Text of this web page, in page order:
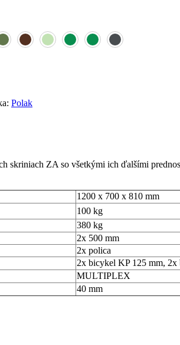
Polak
skriniach ZA so všetkými ich ďalšími
1200 x 700 x 810 mm
100 kg
380 kg
2x 500 mm
2x polica
2x bicykel KP 125 mm,
MULTIPLEX
40 mm